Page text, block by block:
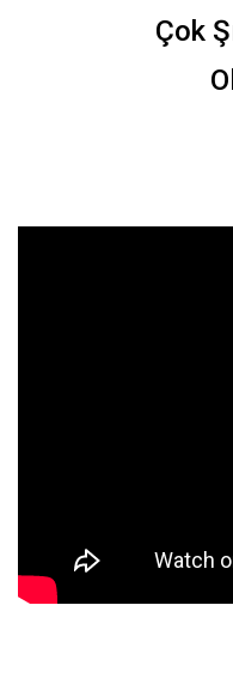
Çok